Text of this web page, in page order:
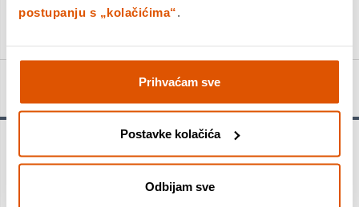
postupanju s „kolačićima“
Prihvaćam sve
Postavke kolačića
Odbijam sve
Usporedite proizvod
Vrsta zatvaranja: Patentni zatvarač
Džepovi: 2 prednja džepa, 1 stražnji džep, unutra 1 džep za
mobitel i 1 džep s patentnim zatvaračem